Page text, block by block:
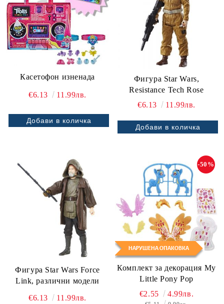
Касетофон изненада
€6.13 11.99лв.
Фигура Star Wars,
Resistance Tech Rose
€6.13
11.99лв.
Фигурa Star Wars Force
Link, различни модели
€6.13
11.99лв.
Комплект за декорация My
Little Pony Pop
-50%
€2.55 4.99лв.